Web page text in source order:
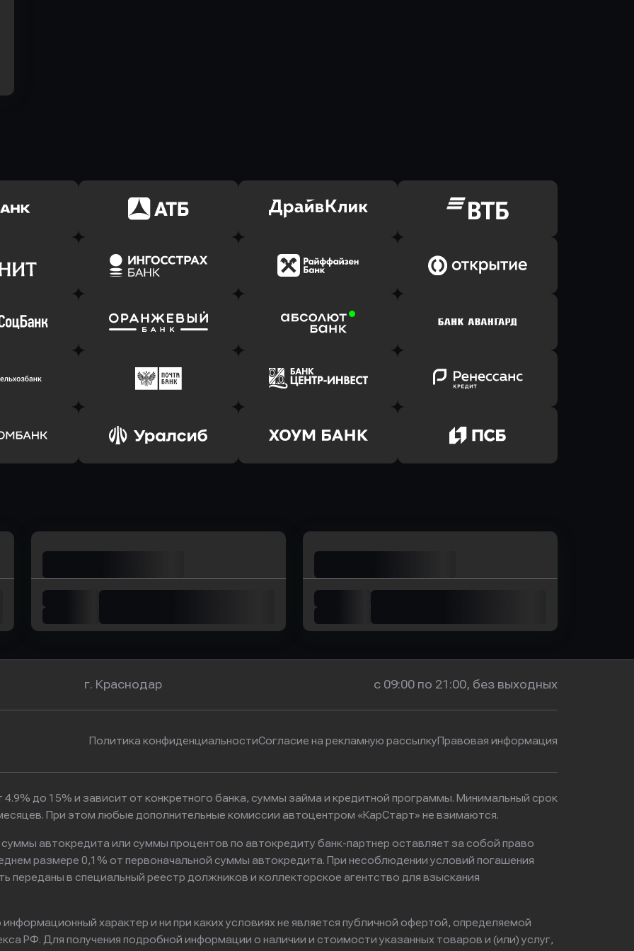
заявку
Оправить заявку
в АТБ Банк
Оправить заявку
в Драйв Клик Банк
Оправить заявку
в ВТБ
заявку
Банк
Оправить заявку
в Ингосстрах Банк
Оправить заявку
в Райффайзен Банк
в Банк Открытие
заявку
Оправить заявку
в Банк Оранжевый
Оправить заявку
в Абсолют Банк
Оправить заявку
в Банк Авангард
заявку
Оправить заявку
в Почта Банк
Оправить заявку
в Центр-Инвест
Оправить заявку
в Ренессанс Банк
г. Краснодар с 09:00 по 21:00, без выходных
Политика конфиденциальностиСогласие на рекламную рассылкуПравовая информация
до 15% и зависит от конкретного банка, суммы займа и кредитной программы. Минимальный срок
При этом любые дополнительные комиссии автоцентром «КарСтарт» не взимаются.
автокредита или суммы процентов по автокредиту банк-партнер оставляет за собой право
размере 0,1% от первоначальной суммы автокредита. При несоблюдении условий погашения
переданы в специальный реестр должников и коллекторское агентство для взыскания
характер и ни при каких условиях не является публичной офертой, определяемой
РФ. Для получения подробной информации о наличии и стоимости указанных товаров и (или) услуг,